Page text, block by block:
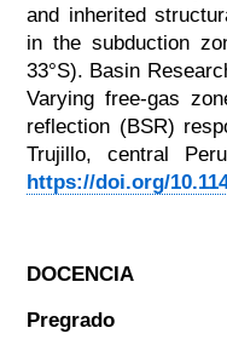
and inherited
in the subduction
33°S). Basin
Varying free-gas
reflection (BSR)
Trujillo, central
https://doi.org/
DOCENCIA
Pregrado